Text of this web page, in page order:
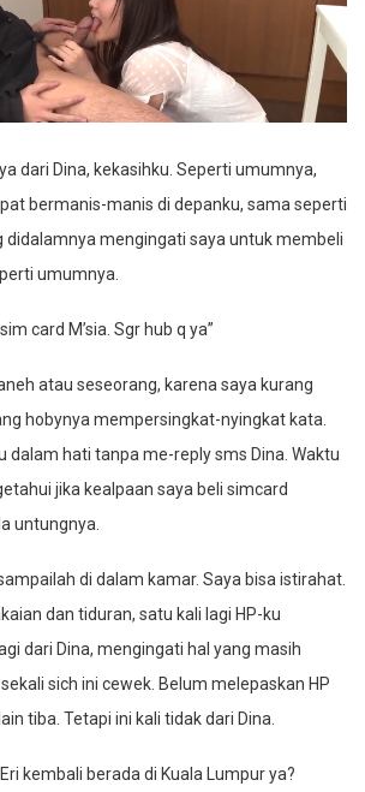
dari Dina, kekasihku. Seperti umumnya,
bermanis-manis di depanku, sama seperti
didalamnya mengingati saya untuk membeli
umumnya.
card M’sia. Sgr hub q ya”
atau seseorang, karena saya kurang
hobynya mempersingkat-nyingkat kata.
dalam hati tanpa me-reply sms Dina. Waktu
jika kealpaan saya beli simcard
untungnya.
di dalam kamar. Saya bisa istirahat.
dan tiduran, satu kali lagi HP-ku
dari Dina, mengingati hal yang masih
sich ini cewek. Belum melepaskan HP
tiba. Tetapi ini kali tidak dari Dina.
kembali berada di Kuala Lumpur ya?